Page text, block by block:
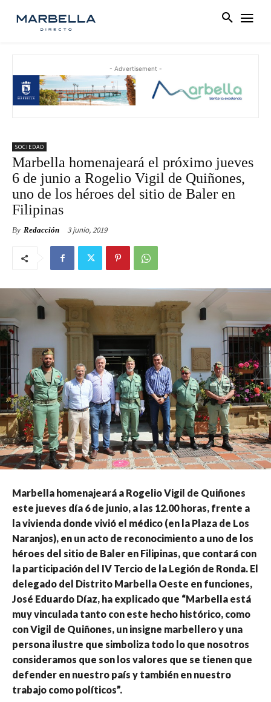
- Advertisement -
SOCIEDAD
Marbella homenajeará el próximo jueves
6 de junio a Rogelio Vigil de Quiñones,
uno de los héroes del sitio de Baler en
Filipinas
By Redacción 3 junio, 2019
Marbella homenajeará a Rogelio Vigil de Quiñones
este jueves día 6 de junio, a las 12.00 horas, frente a
la vivienda donde vivió el médico (en la Plaza de Los
Naranjos), en un acto de reconocimiento a uno de los
héroes del sitio de Baler en Filipinas, que contará con
la participación del IV Tercio de la Legión de Ronda. El
delegado del Distrito Marbella Oeste en funciones,
José Eduardo Díaz, ha explicado que “Marbella está
muy vinculada tanto con este hecho histórico, como
con Vigil de Quiñones, un insigne marbellero y una
persona ilustre que simboliza todo lo que nosotros
consideramos que son los valores que se tienen que
defender en nuestro país y también en nuestro
trabajo como políticos”.